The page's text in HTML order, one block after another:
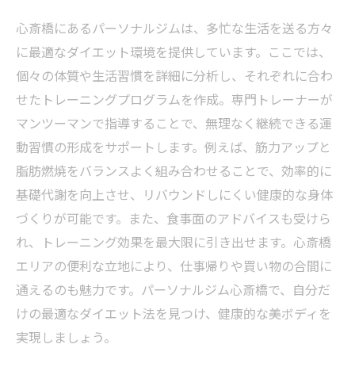
心斎橋にあるパーソナルジムは、多忙な生活を送る方々
に最適なダイエット環境を提供しています。ここでは、
個々の体質や生活習慣を詳細に分析し、それぞれに合わ
せたトレーニングプログラムを作成。専門トレーナーが
マンツーマンで指導することで、無理なく継続できる運
動習慣の形成をサポートします。例えば、筋力アップと
脂肪燃焼をバランスよく組み合わせることで、効率的に
基礎代謝を向上させ、リバウンドしにくい健康的な身体
づくりが可能です。また、食事面のアドバイスも受けら
れ、トレーニング効果を最大限に引き出せます。心斎橋
エリアの便利な立地により、仕事帰りや買い物の合間に
通えるのも魅力です。パーソナルジム心斎橋で、自分だ
けの最適なダイエット法を見つけ、健康的な美ボディを
実現しましょう。